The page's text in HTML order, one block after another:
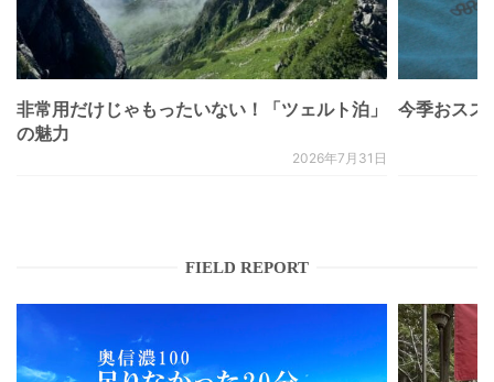
非常用だけじゃもったいない！「ツェルト泊」
の魅力
2026年7月31日
今季おスス
FIELD REPORT